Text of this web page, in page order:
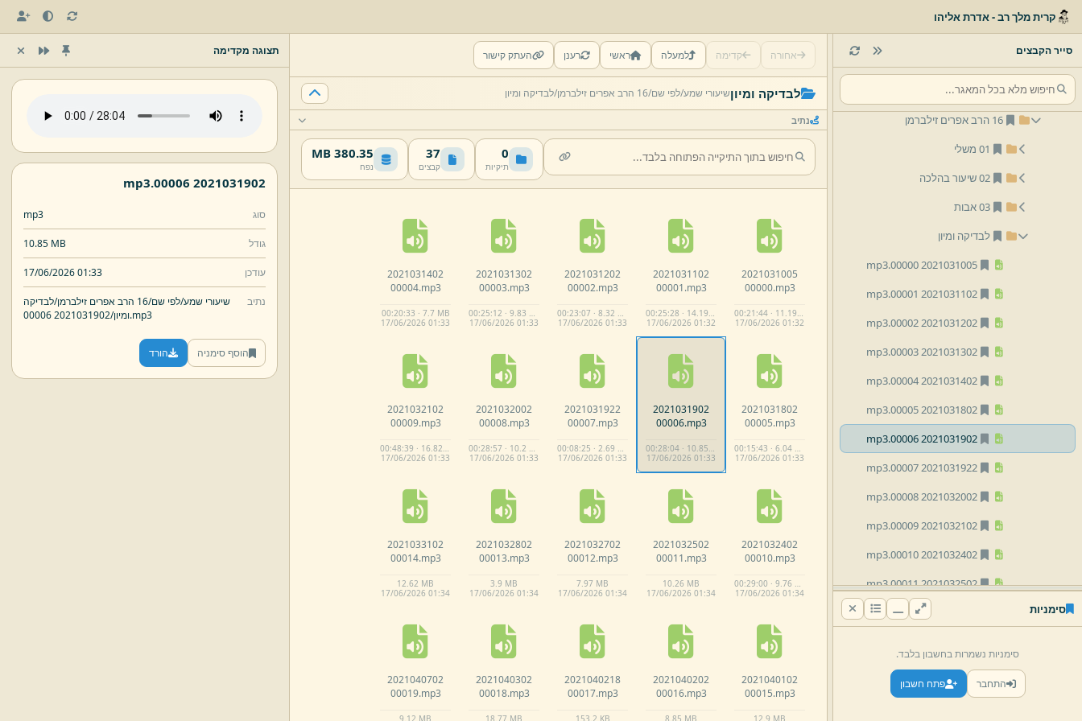
קרית מלך רב - אדרת אליהו
סייר הקבצים
12 הרב אברהם ציטרין
14 הרב מרדכי יוסף שיף
16 הרב אפרים זילברמן
01 משלי
02 שיעור בהלכה
03 אבות
לבדיקה ומיון
2021031005 00000.
mp3
2021031102 00001.
mp3
2021031202 00002.
mp3
2021031302 00003.
mp3
2021031402 00004.
mp3
2021031802 00005.
mp3
2021031902 00006.
mp3
2021031922 00007.
mp3
2021032002 00008.
mp3
2021032102 00009.
mp3
2021032402 00010.
mp3
2021032502 00011.
mp3
2021032702 00012.
mp3
2021033102 00014.
2021040102 00015.
סימניות
סימניות נשמרות בחשבון בלבד.
התחבר פתח חשבון
אחורה קדימה למעלה ראשי רענן העתק קישור
לבדיקה ומיוןשיעורי שמע/לפי שם/16 הרב אפרים זילברמן/ לבדיקה ומיון
נתיב
0
תיקיות
37
קבצים
380.35 MB
נפח
2021031005
00000.mp3
00:21:44 · 11.19 MB
17/06/2026 01:32
2021031102
00001.mp3
00:25:28 · 14.19 MB
17/06/2026 01:32
2021031202
00002.mp3
00:23:07 · 8.32 MB
17/06/2026 01:33
2021031302
00003.mp3
00:25:12 · 9.83 MB
17/06/2026 01:33
2021031402
00004.mp3
00:20:33 · 7.7 MB
17/06/2026 01:33
2021031802
00005.mp3
00:15:43 · 6.04 MB
17/06/2026 01:33
2021031902
00006.mp3
00:28:04 · 10.85 MB
17/06/2026 01:33
2021031922
00007.mp3
00:08:25 · 2.69 MB
17/06/2026 01:33
2021032002
00008.mp3
00:28:57 · 10.2 MB
17/06/2026 01:33
2021032102
00009.mp3
00:48:39 · 16.82 MB
17/06/2026 01:33
2021032402
00010.mp3
00:29:00 · 9.76 MB
17/06/2026 01:34
2021032502
00011.mp3
10.26 MB
17/06/2026 01:34
2021032702
00012.mp3
7.97 MB
17/06/2026 01:34
2021032802
00013.mp3
3.9 MB
17/06/2026 01:34
2021033102
00014.mp3
12.62 MB
17/06/2026 01:34
2021040102
00015.mp3
12. 9 MB
2021040202
00016.mp3
8. 85 MB
2021040218
00017.mp3
153. 2 KB
2021040302
00018.mp3
18. 77 MB
2021040702
00019.mp3
9. 12 MB
תצוגה מקדימה
2021031902 00006.
mp3
סוג mp3
גודל 10.85 MB
עודכן 17/06/2026 01:33
נתיב שיעורי שמע/לפי שם/16 הרב אפרים זילברמן/
לבדיקה
ומיון/2021031902 00006.mp3
הוסף סימניה הורד